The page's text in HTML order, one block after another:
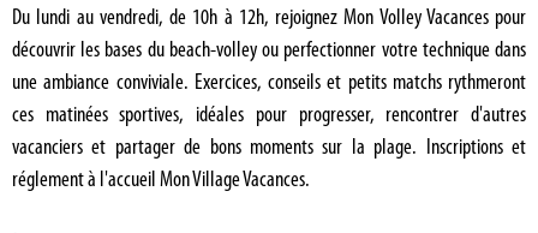
Du lundi au vendredi, de 10h à 12h, rejoignez Mon Volley Vacances pour
découvrir les bases du beach-volley ou perfectionner votre technique dans
une ambiance conviviale. Exercices, conseils et petits matchs rythmeront
ces matinées sportives, idéales pour progresser, rencontrer d'autres
vacanciers et partager de bons moments sur la plage. Inscriptions et
réglement à l'accueil Mon Village Vacances.